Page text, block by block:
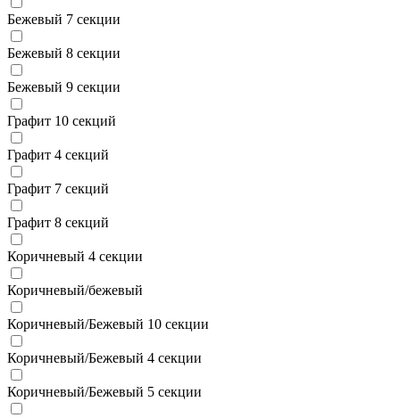
Бежевый 7 секции
Бежевый 8 секции
Бежевый 9 секции
Графит 10 секций
Графит 4 секций
Графит 7 секций
Графит 8 секций
Коричневый 4 секции
Коричневый/бежевый
Коричневый/Бежевый 10 секции
Коричневый/Бежевый 4 секции
Коричневый/Бежевый 5 секции